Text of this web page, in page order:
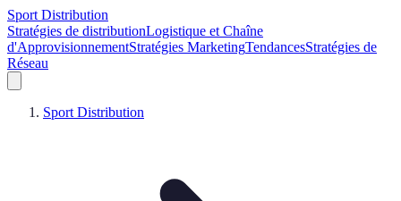
Sport Distribution
Stratégies de distributionLogistique et Chaîne
d'ApprovisionnementStratégies MarketingTendancesStratégies de
Réseau
Sport Distribution